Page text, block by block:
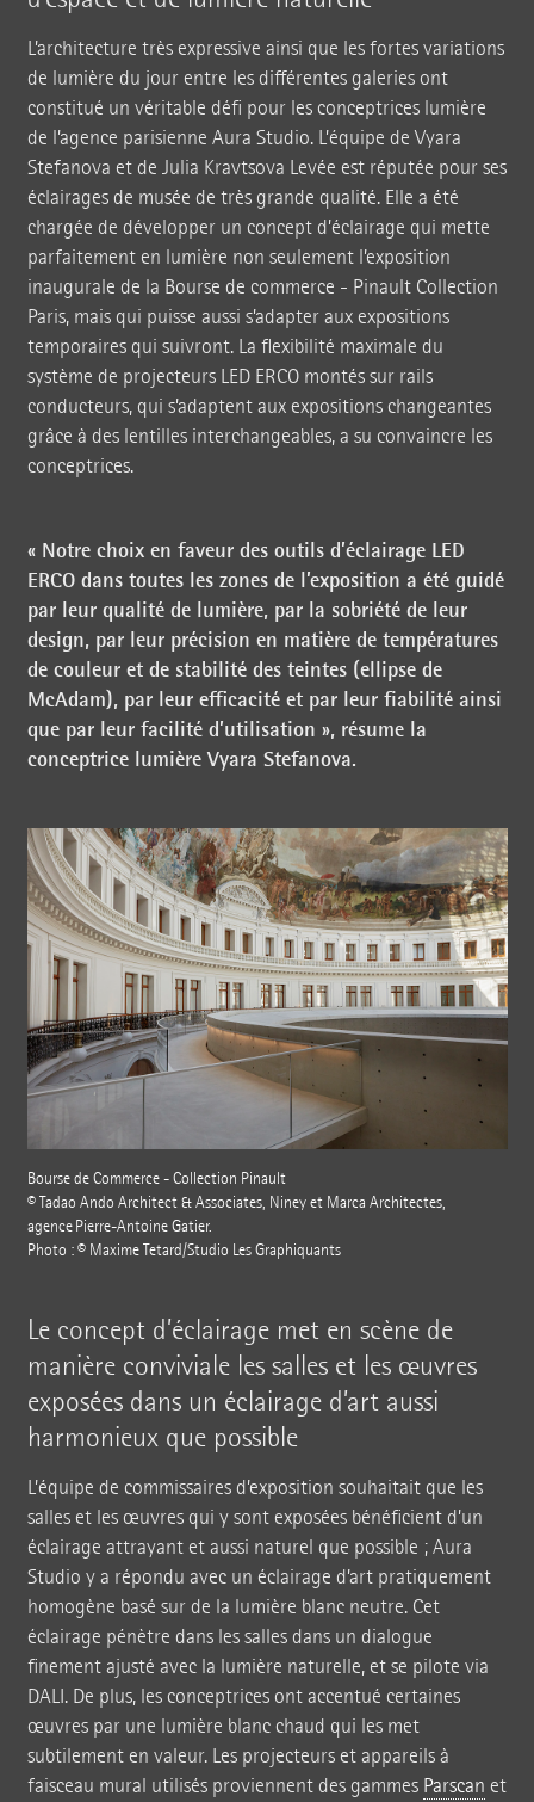
L’architecture très expressive ainsi que les fortes variations
de lumière du jour entre les différentes galeries ont
constitué un véritable défi pour les conceptrices lumière
de l’agence parisienne Aura Studio. L’équipe de Vyara
Stefanova et de Julia Kravtsova Levée est réputée pour ses
éclairages de musée de très grande qualité. Elle a été
chargée de développer un concept d’éclairage qui mette
parfaitement en lumière non seulement l’exposition
inaugurale de la Bourse de commerce - Pinault Collection
Paris, mais qui puisse aussi s’adapter aux expositions
temporaires qui suivront. La flexibilité maximale du
système de projecteurs LED ERCO montés sur rails
conducteurs, qui s’adaptent aux expositions changeantes
grâce à des lentilles interchangeables, a su convaincre les
conceptrices.
« Notre choix en faveur des outils d’éclairage LED
ERCO dans toutes les zones de l’exposition a été guidé
par leur qualité de lumière, par la sobriété de leur
design, par leur précision en matière de températures
de couleur et de stabilité des teintes (ellipse de
McAdam), par leur efficacité et par leur fiabilité ainsi
que par leur facilité d’utilisation », résume la
conceptrice lumière Vyara Stefanova.
Bourse de Commerce - Collection Pinault
© Tadao Ando Architect & Associates, Niney et Marca Architectes,
agence Pierre-Antoine Gatier.
Photo : © Maxime Tetard/Studio Les Graphiquants
Le concept d’éclairage met en scène de
manière conviviale les salles et les œuvres
exposées dans un éclairage d’art aussi
harmonieux que possible
L’équipe de commissaires d’exposition souhaitait que les
salles et les œuvres qui y sont exposées bénéficient d’un
éclairage attrayant et aussi naturel que possible ; Aura
Studio y a répondu avec un éclairage d’art pratiquement
homogène basé sur de la lumière blanc neutre. Cet
éclairage pénètre dans les salles dans un dialogue
finement ajusté avec la lumière naturelle, et se pilote via
DALI. De plus, les conceptrices ont accentué certaines
œuvres par une lumière blanc chaud qui les met
subtilement en valeur. Les projecteurs et appareils à
faisceau mural utilisés proviennent des gammes Parscan et